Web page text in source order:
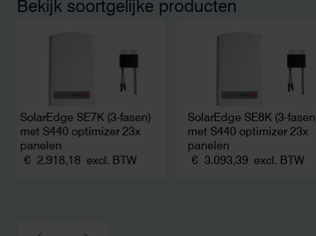
noodstroom voor de hele camping
Bekijk soortgelijke producten
SolarEdge SE7K (3-fasen)
met S440 optimizer 23x
panelen
€ 2.918,18 excl. BTW
SolarEdge SE8K (3-
met S440 optimizer 23x
panelen
€ 3.093,39 excl. BTW